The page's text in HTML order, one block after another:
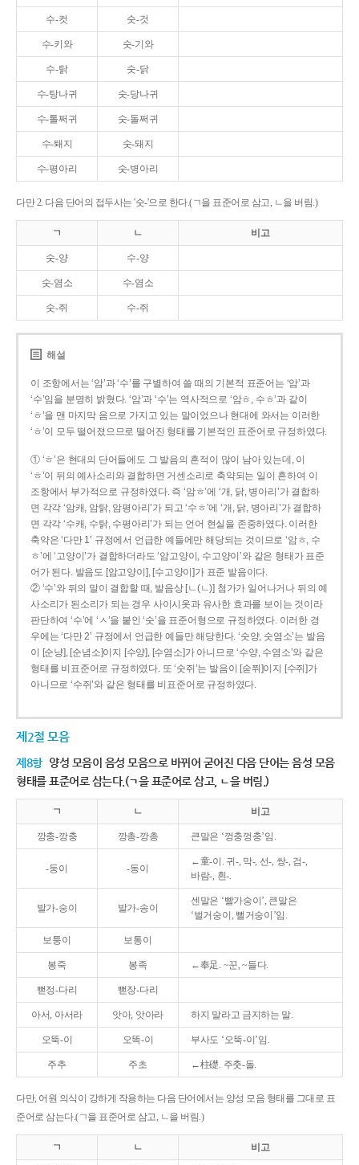
수-컷 숫-것
수-키와 숫-기와
수-탉 숫-닭
수-탕나귀 숫-당나귀
수-톨쩌귀 숫-돌쩌귀
수-퇘지 숫-돼지
수-평아리 숫-병아리
다만 2. 다음 단어의 접두사는 '숫-'으로 한다.(ㄱ을 표준어로 삼고, ㄴ을 버림.)
ㄱ ㄴ 비고
숫-양 수-양
숫-염소 수-염소
숫-쥐 수-쥐
해설
이 조항에서는 ‘암’과 ‘수’를 구별하여 쓸 때의 기본적 표준어는 ‘암’과
‘수’임을 분명히 밝혔다. ‘암’과 ‘수’는 역사적으로 ‘암ㅎ, 수ㅎ’과 같이
‘ㅎ’을 맨 마지막 음으로 가지고 있는 말이었으나 현대에 와서는 이러한
‘ㅎ’이 모두 떨어졌으므로 떨어진 형태를 기본적인 표준어로 규정하였다.
① ‘ㅎ’은 현대의 단어들에도 그 발음의 흔적이 많이 남아 있는데, 이
‘ㅎ’이 뒤의 예사소리와 결합하면 거센소리로 축약되는 일이 흔하여 이
조항에서 부가적으로 규정하였다. 즉 ‘암ㅎ’에 ‘개, 닭, 병아리’가 결합하
면 각각 ‘암캐, 암탉, 암평아리’가 되고 ‘수ㅎ’에 ‘개, 닭, 병아리’가 결합하
면 각각 ‘수캐, 수탉, 수평아리’가 되는 언어 현실을 존중하였다. 이러한
축약은 ‘다만 1’ 규정에서 언급한 예들에만 해당되는 것이므로 ‘암ㅎ, 수
ㅎ’에 ‘고양이’가 결합하더라도 ‘암고양이, 수고양이’와 같은 형태가 표준
어가 된다. 발음도 [암고양이], [수고양이]가 표준 발음이다.
② ‘수’와 뒤의 말이 결합할 때, 발음상 [ㄴ(ㄴ)] 첨가가 일어나거나 뒤의 예
사소리가 된소리가 되는 경우 사이시옷과 유사한 효과를 보이는 것이라
판단하여 ‘수’에 ‘ㅅ’을 붙인 ‘숫’을 표준어형으로 규정하였다. 이러한 경
우에는 ‘다만 2’ 규정에서 언급한 예들만 해당한다. ‘숫양, 숫염소’는 발음
이 [순냥], [순념소]이지 [수양], [수염소]가 아니므로 ‘수양, 수염소’와 같은
형태를 비표준어로 규정하였다. 또 ‘숫쥐’는 발음이 [숟쮜]이지 [수쥐]가
아니므로 ‘수쥐’와 같은 형태를 비표준어로 규정하였다.
제2절 모음
제8항 양성 모음이 음성 모음으로 바뀌어 굳어진 다음 단어는 음성 모음
형태를 표준어로 삼는다.(ㄱ을 표준어로 삼고, ㄴ을 버림.)
ㄱ ㄴ 비고
깡충-깡충 깡총-깡총 큰말은 ‘껑충껑충’임.
-둥이 -동이
←童-이. 귀-, 막-, 선-, 쌍-, 검-,
바람-, 흰-.
발가-숭이 발가-송이
센말은 ‘빨가숭이’, 큰말은
‘벌거숭이, 뻘거숭이’임.
보퉁이 보통이
봉죽 봉족 ←奉足. ~꾼, ~들다.
뻗정-다리 뻗장-다리
아서, 아서라 앗아, 앗아라 하지 말라고 금지하는 말.
오뚝-이 오똑-이 부사도 ‘오뚝-이’임.
주추 주초 ←柱礎. 주춧-돌.
다만, 어원 의식이 강하게 작용하는 다음 단어에서는 양성 모음 형태를 그대로 표
준어로 삼는다.(ㄱ을 표준어로 삼고, ㄴ을 버림.)
ㄱ ㄴ 비고